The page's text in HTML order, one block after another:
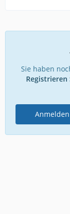
Sie haben
Registrieren
Anmelden